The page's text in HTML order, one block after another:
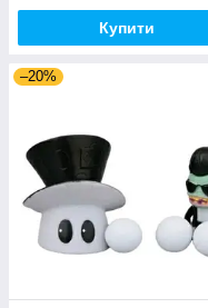
Купити
–20%